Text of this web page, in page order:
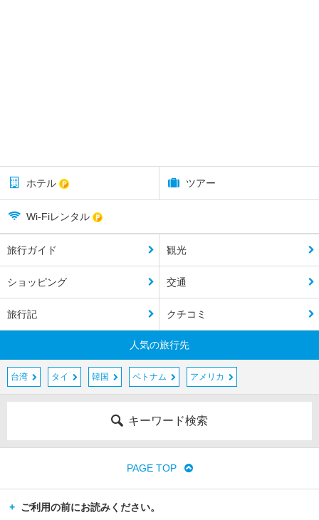
ホテル ツアー
Wi-Fiレンタル
旅行ガイド 観光
ショッピング 交通
旅行記 クチコミ
人気の旅行先
台湾 タイ 韓国 ベトナム アメリカ
キーワード検索
PAGE TOP
ご利用の前にお読みください。